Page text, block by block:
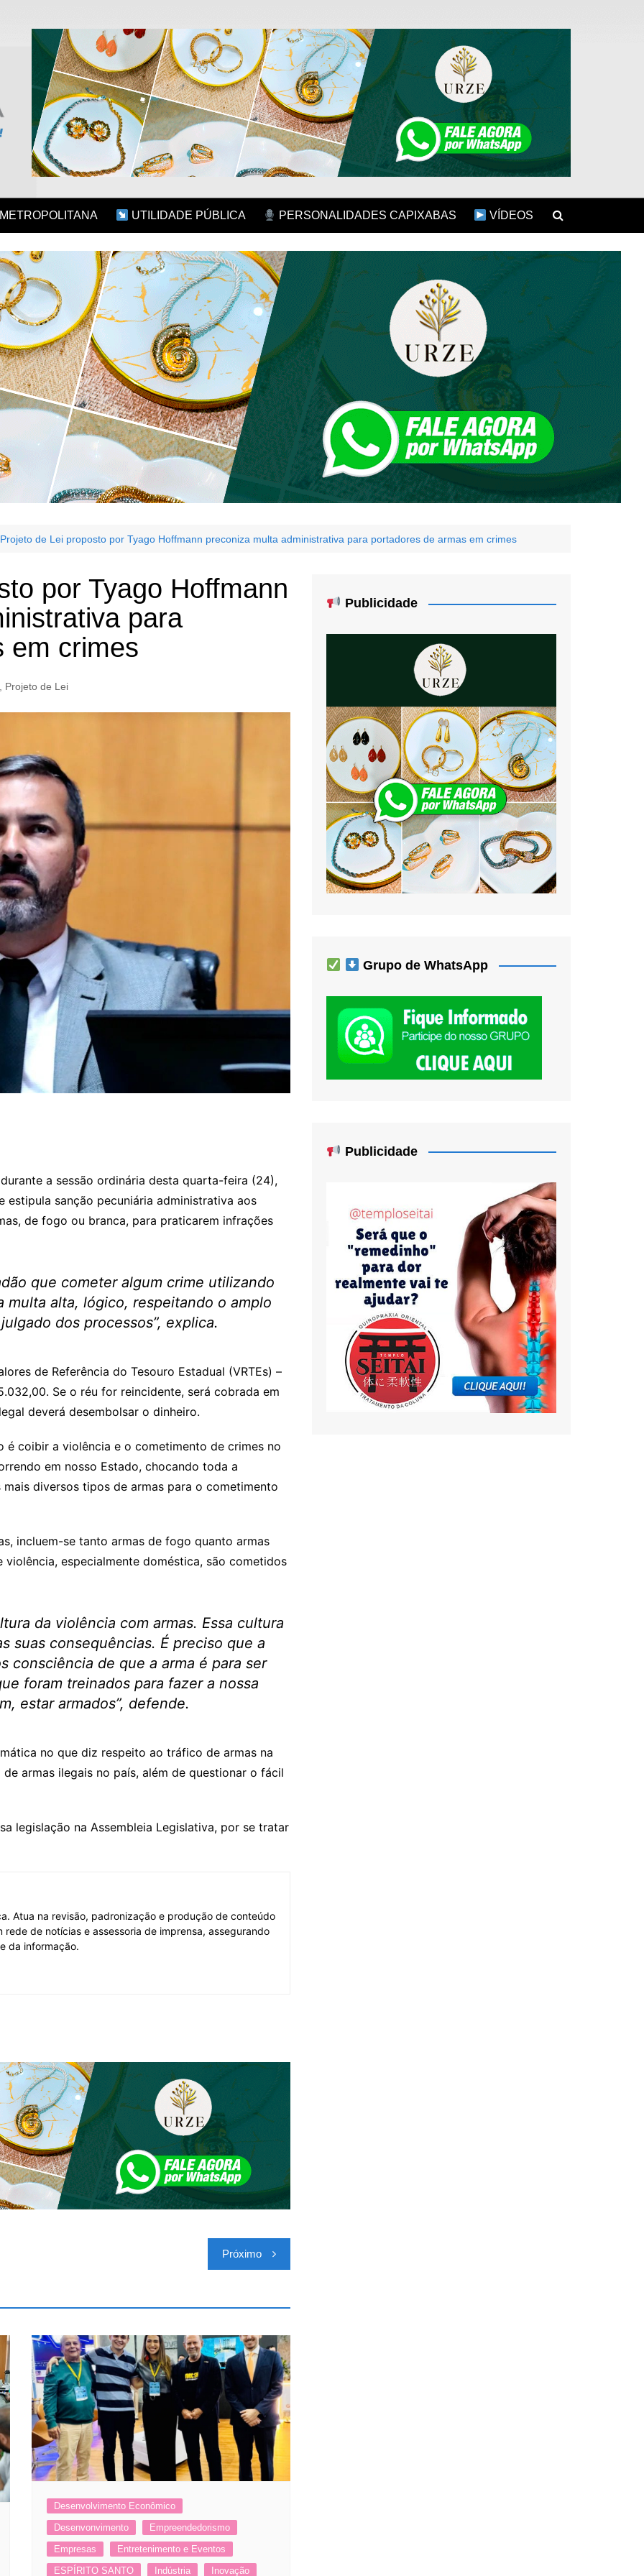
UTILIDADE PÚBLICA PERSONALIDADES CAPIXABAS VÍDEOS
Projeto de Lei proposto por Tyago Hoffmann preconiza multa administrativa para portadores de armas em crimes
por Tyago Hoffmann
para
em crimes
Projeto de Lei
a sessão ordinária desta quarta-feira (24),
sanção pecuniária administrativa aos
de fogo ou branca, para praticarem infrações
que cometer algum crime utilizando
multa alta, lógico, respeitando o amplo
dos processos”, explica.
de Referência do Tesouro Estadual (VRTEs) –
Se o réu for reincidente, será cobrada em
deverá desembolsar o dinheiro.
coibir a violência e o cometimento de crimes no
em nosso Estado, chocando toda a
diversos tipos de armas para o cometimento
incluem-se tanto armas de fogo quanto armas
especialmente doméstica, são cometidos
da violência com armas. Essa cultura
suas consequências. É preciso que a
consciência de que a arma é para ser
foram treinados para fazer a nossa
estar armados”, defende.
no que diz respeito ao tráfico de armas na
armas ilegais no país, além de questionar o fácil
legislação na Assembleia Legislativa, por se tratar
Atua na revisão, padronização e produção de conteúdo
rede de notícias e assessoria de imprensa, assegurando
da informação.
Próximo
Desenvolvimento Econômico
Desenvonvimento
Empreendedorismo
Empresas
Entretenimento e Eventos
ESPÍRITO SANTO
Indústria Inovação
Publicidade
Grupo de WhatsApp
Publicidade